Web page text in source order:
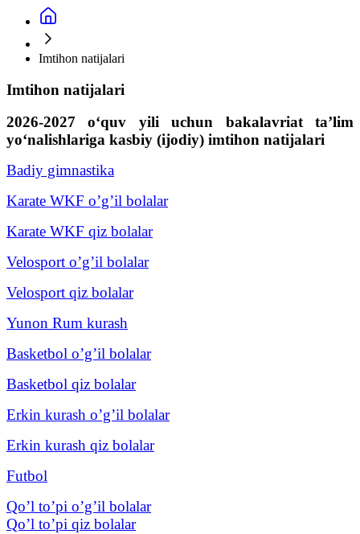
Imtihon natijalari
Imtihon natijalari
2026-2027 o‘quv yili uchun bakalavriat ta’lim
yo‘nalishlariga kasbiy (ijodiy) imtihon natijalari
Badiy gimnastika
Karate WKF o’g’il bolalar
Karate WKF qiz bolalar
Velosport o’g’il bolalar
Velosport qiz bolalar
Yunon Rum kurash
Basketbol o’g’il bolalar
Basketbol qiz bolalar
Erkin kurash o’g’il bolalar
Erkin kurash qiz bolalar
Futbol
Qo’l to’pi o’g’il bolalar
Qo’l to’pi qiz bolalar